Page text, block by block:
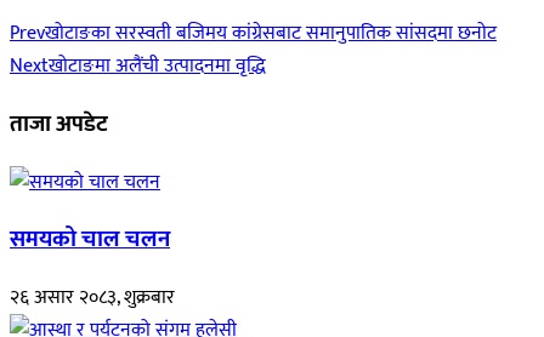
Prevखोटाङका सरस्वती बजिमय कांग्रेसबाट समानुपातिक सांसदमा छनोट
Nextखोटाङमा अलैंची उत्पादनमा वृद्धि
ताजा अपडेट
समयको चाल चलन
२६ असार २०८३, शुक्रबार